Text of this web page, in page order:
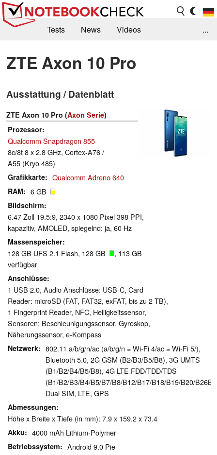
Tests News
Videos
Kaufberatung
Deals Suche
Forum
...
ZTE Axon 10 Pro
Ausstattung / Datenblatt
ZTE Axon 10 Pro (Axon Serie)
Prozessor
Qualcomm Snapdragon 855
8c/8t 8 x 2.8 GHz, Cortex-A76 /
A55 (Kryo 485)
Grafikkarte Qualcomm Adreno 640
RAM 6 GB
Bildschirm
6.47 Zoll 19.5:9, 2340 x 1080 Pixel 398 PPI,
kapazitiv, AMOLED, spiegelnd: ja, 60 Hz
Massenspeicher
128 GB UFS 2.1 Flash, 128 GB
, 113 GB
verfügbar
Anschlüsse
1 USB 2.0, Audio Anschlüsse: USB-C, Card
Reader: microSD (FAT, FAT32, exFAT, bis zu 2 TB),
1 Fingerprint Reader, NFC, Helligkeitssensor,
Sensoren: Beschleunigungssensor, Gyroskop,
Näherungssensor, e-Kompass
Netzwerk
802.11 a/b/g/n/ac (a/b/g/n = Wi-Fi 4/ac = Wi-Fi 5/),
Bluetooth 5.0, 2G GSM (B2/B3/B5/B8), 3G UMTS
(B1/B2/B4/B5/B8), 4G LTE FDD/TDD/TDS
(B1/B2/B3/B4/B5/B7/B8/B12/B17/B18/B19/B20/
Dual SIM, LTE, GPS
Abmessungen
Höhe x Breite x Tiefe (in mm): 7.9 x 159.2 x 73.4
Akku 4000 mAh Lithium-Polymer
Betriebssystem Android 9.0 Pie